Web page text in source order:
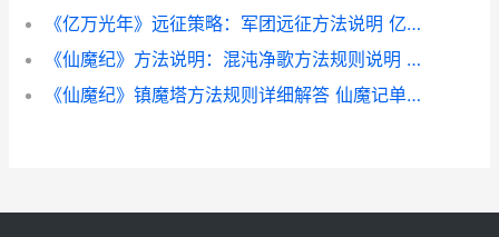
《亿万光年》远征策略：军团远征方法说明 亿万光年的距离歌曲
《仙魔纪》方法说明：混沌净歌方法规则说明 仙魔纪h5
《仙魔纪》镇魔塔方法规则详细解答 仙魔记单职业